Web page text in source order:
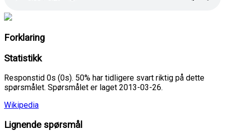
Forklaring
Statistikk
Responstid 0s (0s). 50% har tidligere svart riktig på dette
spørsmålet. Spørsmålet er laget 2013-03-26.
Wikipedia
Lignende spørsmål